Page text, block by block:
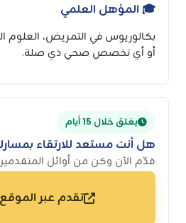
يغلق خلال 15 أيام
هل أنت مستعد للارتقاء
قدّم الآن وكن من أوائل
تقدم عبر
🎓 المؤهل العلمي
بكالوريوس في التمريض، العلوم
أو أي تخصص صحي ذي صلة.